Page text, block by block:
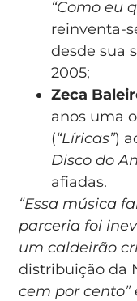
“Como eu
reinventa-
desde sua
2005;
Zeca
anos uma
(“Líricas”)
Disco do
afiadas.
“Essa música
parceria foi
um caldeirão
distribuição da
cem por cento”